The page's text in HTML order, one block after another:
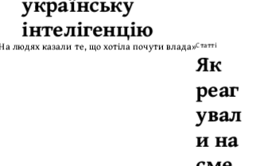
інтелігенцію
Статті
Як
реаг
увал
и на